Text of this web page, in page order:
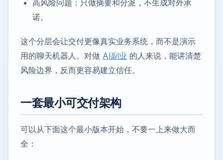
高风险问题：只做摘要和分派，不生成对外承
诺。
这个分层会让交付更像真实业务系统，而不是演示
用的聊天机器人。对做 AI副业 的人来说，能讲清楚
风险边界，反而更容易建立信任。
一套最小可交付架构
可以从下面这个最小版本开始，不要一上来做大而
全：